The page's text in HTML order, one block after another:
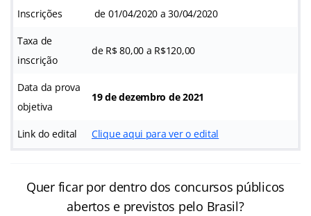
Inscrições de 01/04/2020 a 30/04/2020
Taxa de
inscrição
de R$ 80,00 a R$120,00
Data da prova
objetiva
19 de dezembro de 2021
Link do edital Clique aqui para ver o edital
Quer ficar por dentro dos concursos públicos
abertos e previstos pelo Brasil?